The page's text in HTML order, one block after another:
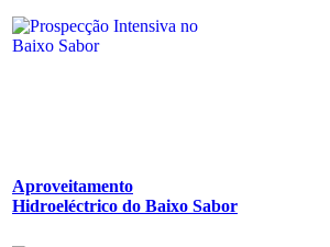
Aproveitamento
Hidroeléctrico do Baixo Sabor